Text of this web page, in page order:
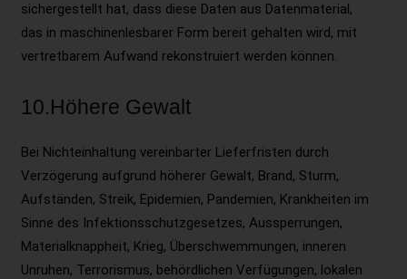
sichergestellt hat, dass diese Daten aus Datenmaterial,
das in maschinenlesbarer Form bereit gehalten wird, mit
vertretbarem Aufwand rekonstruiert werden können.
10.Höhere Gewalt
Bei Nichteinhaltung vereinbarter Lieferfristen durch
Verzögerung aufgrund höherer Gewalt, Brand, Sturm,
Aufständen, Streik, Epidemien, Pandemien, Krankheiten im
Sinne des Infektionsschutzgesetzes, Aussperrungen,
Materialknappheit, Krieg, Überschwemmungen, inneren
Unruhen, Terrorismus, behördlichen Verfügungen, lokalen